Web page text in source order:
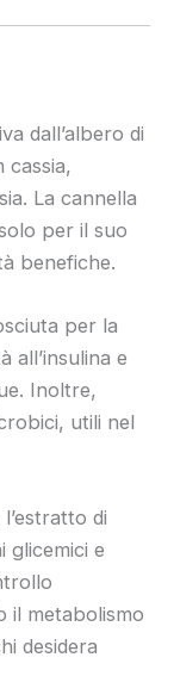
dall’albero di
cassia,
La cannella
per il suo
benefiche.
per la
all’insulina e
Inoltre,
utili nel
di
glicemici e
il metabolismo
desidera